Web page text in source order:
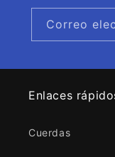
Correo
Enlaces
Cuerdas